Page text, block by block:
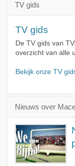
TV gids
TV gids
De TV gids van
overzicht van alle
Bekijk onze TV
Nieuws over